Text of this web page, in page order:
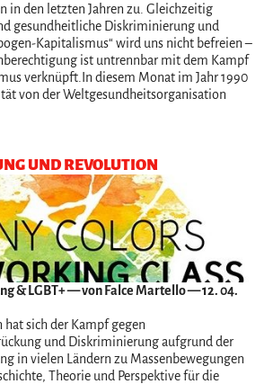
in den letzten Jahren zu. Gleichzeitig
gesundheitliche Diskriminierung und
Kapitalismus“ wird uns nicht befreien –
ist untrennbar mit dem Kampf
verknüpft.In diesem Monat im Jahr 1990
von der Weltgesundheitsorganisation
UND REVOLUTION
& LGBT+— von Falce Martello — 12. 04.
hat sich der Kampf gegen
und Diskriminierung aufgrund der
in vielen Ländern zu Massenbewegungen
Theorie und Perspektive für die